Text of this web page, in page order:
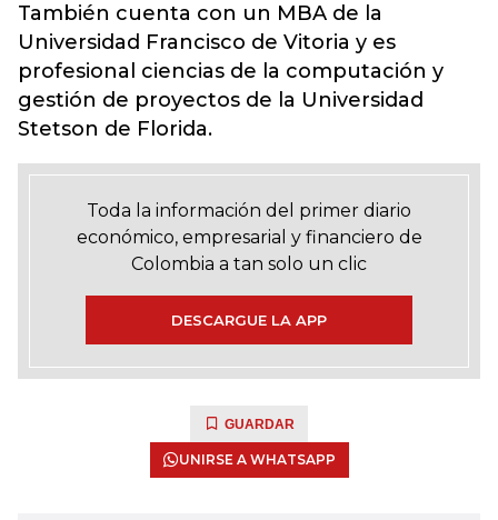
También cuenta con un MBA de la
Universidad Francisco de Vitoria y es
profesional ciencias de la computación y
gestión de proyectos de la Universidad
Stetson de Florida.
Toda la información del primer diario
económico, empresarial y financiero de
Colombia a tan solo un clic
DESCARGUE LA APP
GUARDAR
UNIRSE A WHATSAPP